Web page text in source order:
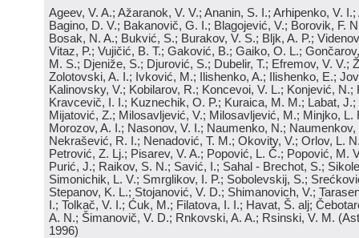
Ageev, V. A.; Ažaranok, V. V.; Ananin, S. I.; Arhipenko, V.
Bagino, D. V.; Bakanovič, G. I.; Blagojević, V.; Borovik, F.
Bosak, N. A.; Bukvić, S.; Burakov, V. S.; Bljk, A. P.;
Vitaz, P.; Vujičić, B. T.; Gaković, B.; Gaiko, O. L.;
M. S.; Djeniže, S.; Djurović, S.; Dubelir, T.; Efremov, V. V.;
Zolotovski, A. I.; Ivković, M.; Ilishenko, A.; Ilishenko, E.;
Kalinovsky, V.; Kobilarov, R.; Koncevoi, V. L.; Konjević, N.;
Kravcevič, I. I.; Kuznechik, O. P.; Kuraica, M. M.; Labat,
Mijatović, Z.; Milosavljević, V.; Milosavljević, M.; Minjko, L.
Morozov, A. I.; Nasonov, V. I.; Naumenko, N.; Naumenkov,
Nekrašević, R. I.; Nenadović, T. M.; Okovity, V.; Orlov, L.
Petrović, Z. Lj.; Pisarev, V. A.; Popović, L. Č.; Popović, M.
Purić, J.; Raikov, S. N.; Savić, I.; Sahal - Brechot, S.;
Simonichik, L. V.; Smrglikov, I. P.; Sobolevskij, S.;
Stepanov, K. L.; Stojanović, V. D.; Shimanovich, V.;
I.; Tolkač, V. I.; Ćuk, M.; Filatova, I. I.; Havat, Š. alj;
A. N.; Šimanovič, V. D.; Rnkovski, A. A.; Rsinski, V. M. (
1996)